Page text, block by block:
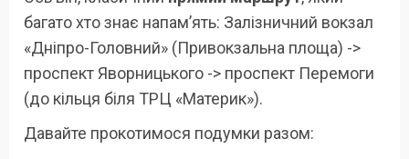
багато хто знає напам’ять: Залізничний вокзал
«Дніпро-Головний» (Привокзальна площа) ->
проспект Яворницького -> проспект Перемоги
(до кільця біля ТРЦ «Материк»).
Давайте прокотимося подумки разом: